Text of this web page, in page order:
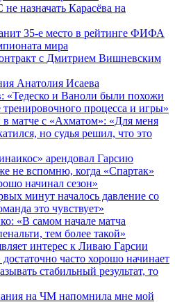
назначать Карасёва на
35-е место в рейтинге ФИФА
мира
с Дмитрием Вишневским
Анатолия Исаева
«Тедеско и Ваноли были похожи
тренировочного процесса и игры»
матче с «Ахматом»: «Для меня
но судья решил, что это
арендовал Гарсию
не вспомню, когда «Спартак»
начинал сезон»
минут началось давление со
это чувствует»
«В самом начале матча
тем более такой»
интерес к Ливаю Гарсии
часто хорошо начинает
стабильный результат, то
на ЧМ напомнила мне мой